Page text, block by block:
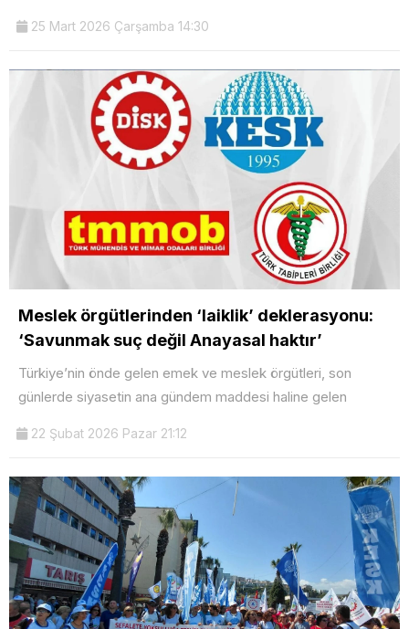
25 Mart 2026 Çarşamba 14:30
Meslek örgütlerinden ‘laiklik’ deklerasyonu:
‘Savunmak suç değil Anayasal haktır’
Türkiye’nin önde gelen emek ve meslek örgütleri, son
günlerde siyasetin ana gündem maddesi haline gelen
22 Şubat 2026 Pazar 21:12